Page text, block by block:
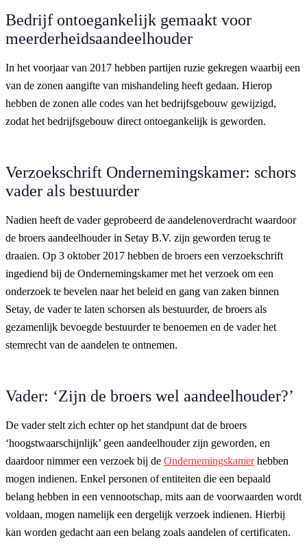
Bedrijf ontoegankelijk gemaakt voor
meerderheidsaandeelhouder
In het voorjaar van 2017 hebben partijen ruzie gekregen waarbij een
van de zonen aangifte van mishandeling heeft gedaan. Hierop
hebben de zonen alle codes van het bedrijfsgebouw gewijzigd,
zodat het bedrijfsgebouw direct ontoegankelijk is geworden.
Verzoekschrift Ondernemingskamer: schors
vader als bestuurder
Nadien heeft de vader geprobeerd de aandelenoverdracht waardoor
de broers aandeelhouder in Setay B.V. zijn geworden terug te
draaien. Op 3 oktober 2017 hebben de broers een verzoekschrift
ingediend bij de Ondernemingskamer met het verzoek om een
onderzoek te bevelen naar het beleid en gang van zaken binnen
Setay, de vader te laten schorsen als bestuurder, de broers als
gezamenlijk bevoegde bestuurder te benoemen en de vader het
stemrecht van de aandelen te ontnemen.
Vader: ‘Zijn de broers wel aandeelhouder?’
De vader stelt zich echter op het standpunt dat de broers
‘hoogstwaarschijnlijk’ geen aandeelhouder zijn geworden, en
daardoor nimmer een verzoek bij de Ondernemingskamerhebben
mogen indienen. Enkel personen of entiteiten die een bepaald
belang hebben in een vennootschap, mits aan de voorwaarden wordt
voldaan, mogen namelijk een dergelijk verzoek indienen. Hierbij
kan worden gedacht aan een belang zoals aandelen of certificaten.